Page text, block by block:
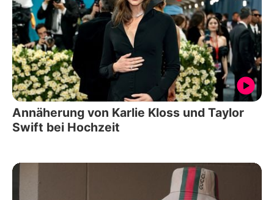
Annäherung von Karlie Kloss und Taylor
Swift bei Hochzeit